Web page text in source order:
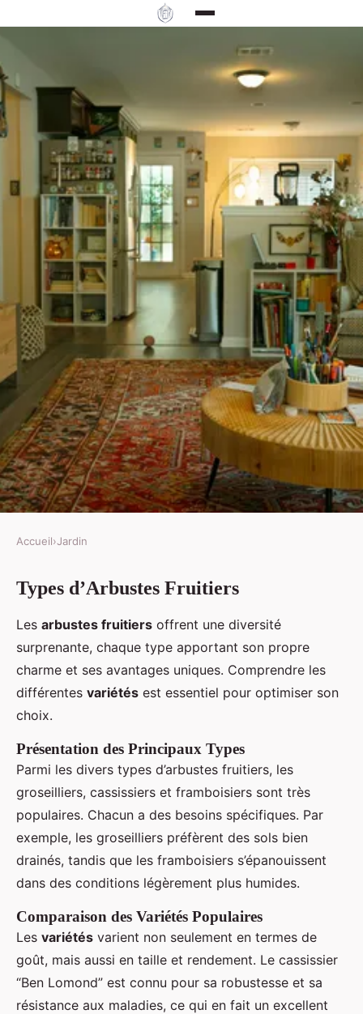
Arbustes Fruitiers : Alliez Plaisir
et Utilité pour un Jardin
Exceptionnel
8 février 2025• 5 min de lecture
Accueil›Jardin
Types d’Arbustes Fruitiers
Les arbustes fruitiers offrent une diversité
surprenante, chaque type apportant son propre
charme et ses avantages uniques. Comprendre les
différentes variétés est essentiel pour optimiser son
choix.
Présentation des Principaux Types
Parmi les divers types d’arbustes fruitiers, les
groseilliers, cassissiers et framboisiers sont très
populaires. Chacun a des besoins spécifiques. Par
exemple, les groseilliers préfèrent des sols bien
drainés, tandis que les framboisiers s’épanouissent
dans des conditions légèrement plus humides.
Comparaison des Variétés Populaires
Les variétés varient non seulement en termes de
goût, mais aussi en taille et rendement. Le cassissier
“Ben Lomond” est connu pour sa robustesse et sa
résistance aux maladies, ce qui en fait un excellent